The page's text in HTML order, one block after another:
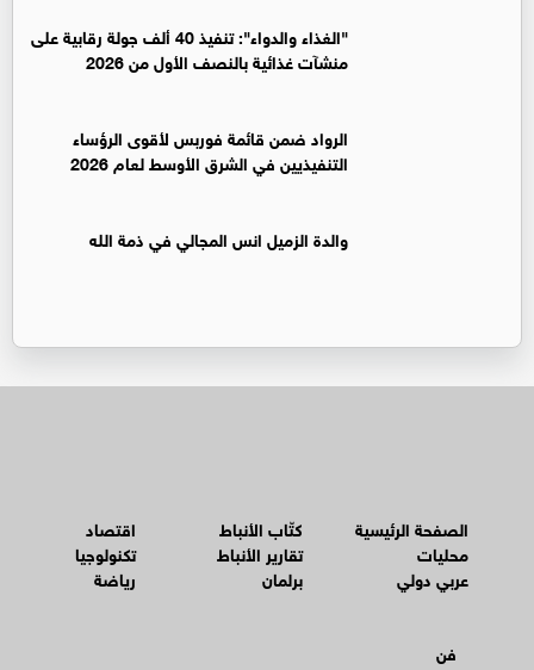
"الغذاء والدواء": تنفيذ 40 ألف جولة رقابية على
منشآت غذائية بالنصف الأول من 2026
الرواد ضمن قائمة فوربس لأقوى الرؤساء
التنفيذيين في الشرق الأوسط لعام 2026
والدة الزميل انس المجالي في ذمة الله
الصفحة الرئيسية
محليات
عربي دولي
كتّاب الأنباط
تقارير الأنباط
برلمان
اقتصاد
تكنولوجيا
رياضة
فن